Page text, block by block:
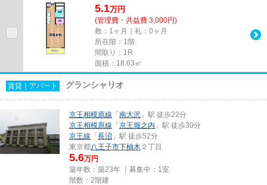
5.1万円
(管理費・共益費 3,000円)
敷：1ヶ月｜礼：0ヶ月
所在階：1階
間取り：1R
面積：18.63㎡
賃貸｜アパート グランシャリオ
京王相模原線 「南大沢 」駅 徒歩22分
京王相模原線 「京王堀之内 」駅 徒歩30分
京王線 「長沼 」駅 徒歩52分
東京都八王子市下柚木 ２丁目
5.6万円
築年数：築23年 ｜募集中： 1室
階数：2階建